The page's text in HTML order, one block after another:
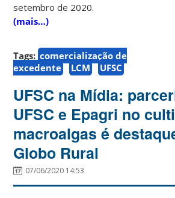
setembro de 2020.
(mais…)
Tags: comercialização de
excedente
LCM UFSC
UFSC na Mídia:
UFSC e Epagri no
macroalgas é
Globo Rural
07/06/2020 14:53